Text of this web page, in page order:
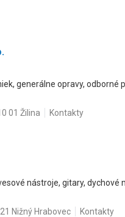
generálne opravy, odborné
01 Žilina Kontakty
nástroje, gitary,
Nižný Hrabovec Kontakty